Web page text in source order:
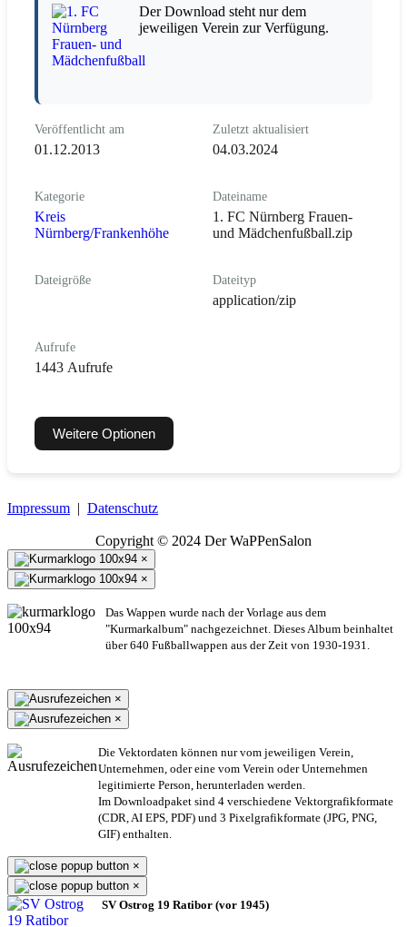
Der Download steht nur dem
jeweiligen Verein zur Verfügung.
Veröffentlicht am
01.12.2013
Zuletzt aktualisiert
04.03.2024
Kategorie
Kreis
Nürnberg/Frankenhöhe
Dateiname
1. FC Nürnberg Frauen-
und Mädchenfußball.zip
Dateigröße Dateityp
application/zip
Aufrufe
1443 Aufrufe
Weitere Optionen
Impressum | Datenschutz
Copyright © 2024 Der WaPPenSalon
×
×
Das Wappen wurde nach der Vorlage aus dem
"Kurmarkalbum" nachgezeichnet. Dieses Album beinhaltet
über 640 Fußballwappen aus der Zeit von 1930-1931.
×
×
Die Vektordaten können nur vom jeweiligen Verein,
Unternehmen, oder eine vom Verein oder Unternehmen
legitimierte Person, herunterladen werden.
Im Downloadpaket sind 4 verschiedene Vektorgrafikformate
(CDR, AI EPS, PDF) und 3 Pixelgrafikformate (JPG, PNG,
GIF) enthalten.
×
×
SV Ostrog 19 Ratibor (vor 1945)